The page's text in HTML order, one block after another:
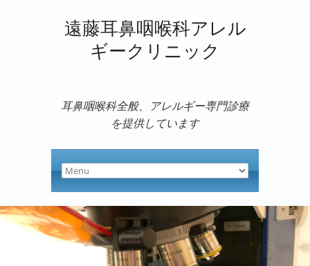
遠藤耳鼻咽喉科アレル
ギークリニック
耳鼻咽喉科全般、アレルギー専門診療
を提供しています